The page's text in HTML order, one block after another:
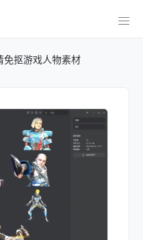
免抠游戏人物素材